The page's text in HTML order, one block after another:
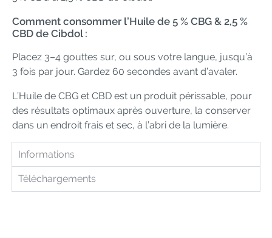
Comment consommer l’Huile de 5 % CBG & 2,5 %
CBD de Cibdol :
Placez 3–4 gouttes sur, ou sous votre langue, jusqu’à
3 fois par jour. Gardez 60 secondes avant d’avaler.
L’Huile de CBG et CBD est un produit périssable, pour
des résultats optimaux après ouverture, la conserver
dans un endroit frais et sec, à l’abri de la lumière.
Informations
Téléchargements